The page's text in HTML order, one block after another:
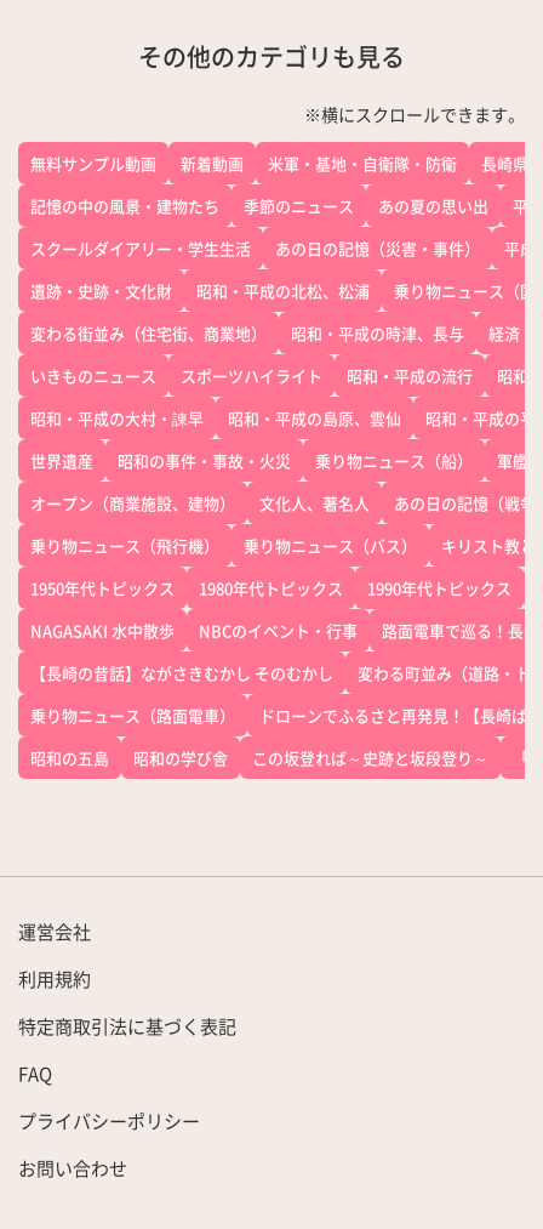
その他のカテゴリも見る
※横にスクロールできます。
無料サンプル動画 新着動画 米軍・基地・自衛隊・防衛
長崎県
記憶の中の風景・建物たち
季節のニュース あの夏の思い出
平
スクールダイアリー・学生生活
あの日の記憶（災害・事件）
平成
遺跡・史跡・文化財
昭和・平成の北松、松浦
乗り物ニュース（国
変わる街並み（住宅街、商業地）
昭和・平成の時津、長与
経済
いきものニュース
スポーツハイライト 昭和・平成の流行
昭和
昭和・平成の大村・諫早
昭和・平成の島原、雲仙
昭和・平成の平
世界遺産
昭和の事件・事故・火災 乗り物ニュース（船）
軍艦
オープン（商業施設、建物）
文化人、著名人
あの日の記憶（戦争
乗り物ニュース（飛行機）
乗り物ニュース（バス）
キリスト教と
1950年代トピックス
1980年代トピックス 1990年代トピックス
NAGASAKI 水中散歩
NBCのイベント・行事
路面電車で巡る！長
【長崎の昔話】ながさきむかし そのむかし
変わる町並み（道路・ト
乗り物ニュース（路面電車）
ドローンでふるさと再発見！【長崎ば
昭和の五島
昭和の学び舎 この坂登れば～史跡と坂段登り～ 「
運営会社
利用規約
特定商取引法に基づく表記
FAQ
プライバシーポリシー
お問い合わせ